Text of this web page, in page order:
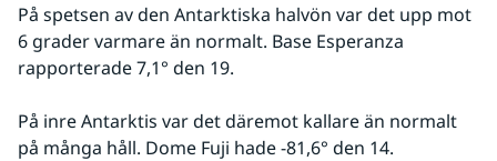
På spetsen av den Antarktiska halvön var det upp mot
6 grader varmare än normalt. Base Esperanza
rapporterade 7,1° den 19.
På inre Antarktis var det däremot kallare än normalt
på många håll. Dome Fuji hade -81,6° den 14.